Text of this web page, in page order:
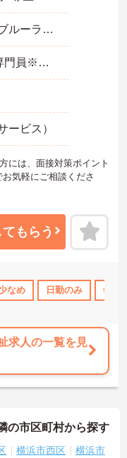
横浜市営地下鉄ブルーライン(あざみ野－湘南台)
■主任介護支援専門員※経験者
ービス）
には、面接対策ポイント
気軽にご相談くださ
もらう
なめ 日勤のみ 年間
求人の一覧を見
の市区町村から探す
横浜市西区
横浜市